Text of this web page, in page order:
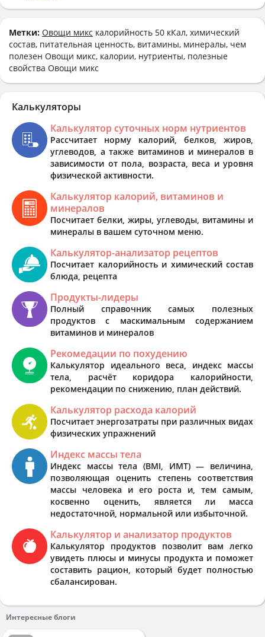
Метки: Овощи микс калорийность 50 кКал, химический
состав, питательная ценность, витамины, минералы, чем
полезен Овощи микс, калории, нутриенты, полезные
свойства Овощи микс
Калькуляторы
Калькулятор суточных норм нутриентов
Рассчитает норму калорий, белков, жиров,
углеводов, а также витаминов и минералов в
зависимости от пола, возраста, веса и уровня
физической активности.
Калькулятор калорий, витаминов и
минералов
Посчитает белки, жиры, углеводы, витамины и
минералы в вашем суточном меню.
Калькулятор-анализатор рецептов
Посчитает калорийность и химический состав
блюда, рецепта
Продукты-лидеры
Полный справочник самых полезных
продуктов с маскимальным содержанием
витаминов и минералов
Рекомедации по похудению
Калькулятор идеального веса, индекс массы
тела, расчёт коридора калорийности,
рекомендации по снижению, план действий.
Калькулятор расхода калорий
Посчитает энергозатраты при различных видах
физических упражнений
Индекс массы тела
Индекс массы тела (BMI, ИМТ) — величина,
позволяющая оценить степень соответствия
массы человека и его роста и, тем самым,
косвенно оценить, является ли масса
недостаточной, нормальной или избыточной.
Калькулятор и анализатор продуктов
Калькулятор продуктов позволит вам легко
увидеть плюсы и минусы продукта и поможет
составить рацион, который будет полностью
сбалансирован.
Интересные блоги